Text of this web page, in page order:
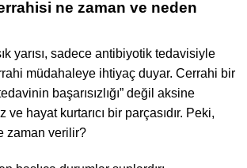
ne zaman ve neden
yarısı, sadece antibiyotik tedavisiyle
müdahaleye ihtiyaç duyar. Cerrahi bir
başarısızlığı” değil aksine
ve hayat kurtarıcı bir parçasıdır. Peki,
zaman verilir?